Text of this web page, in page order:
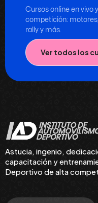
Cursos online en vivo
competición:
rally y más.
Ver todos los
Astucia, ingenio,
capacitación y
Deportivo de alta